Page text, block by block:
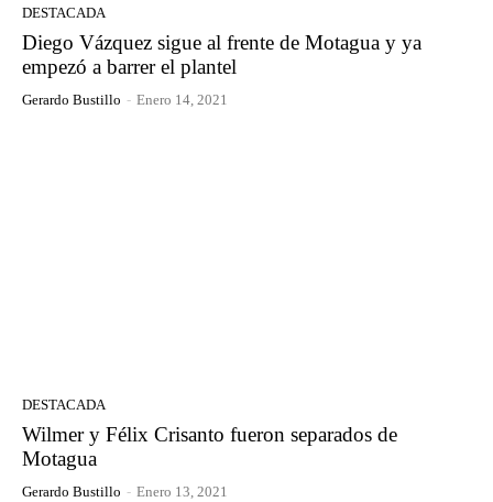
DESTACADA
Diego Vázquez sigue al frente de Motagua y ya
empezó a barrer el plantel
Gerardo Bustillo - Enero 14, 2021
DESTACADA
Wilmer y Félix Crisanto fueron separados de
Motagua
Gerardo Bustillo - Enero 13, 2021